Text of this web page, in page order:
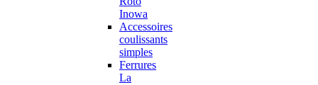
Inowa
Accessoires
coulissants
simples
Ferrures
La